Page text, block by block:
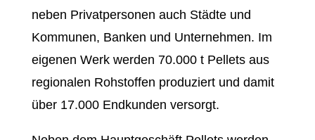
neben Privatpersonen auch Städte und
Kommunen, Banken und Unternehmen. Im
eigenen Werk werden 70.000 t Pellets aus
regionalen Rohstoffen produziert und damit
über 17.000 Endkunden versorgt.